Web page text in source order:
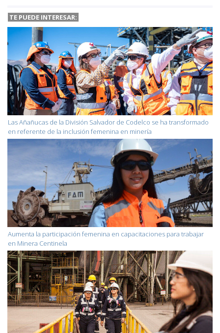
TE PUEDE INTERESAR:
Las Añañucas de la División Salvador de Codelco se ha transformado
en referente de la inclusión femenina en minería
Aumenta la participación femenina en capacitaciones para trabajar
en Minera Centinela